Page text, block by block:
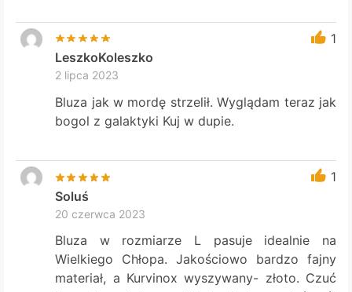
1
LeszkoKoleszko
2 lipca 2023
Bluza jak w mordę strzelił. Wyglądam teraz jak
bogol z galaktyki Kuj w dupie.
1
Soluś
20 czerwca 2023
Bluza w rozmiarze L pasuje idealnie na
Wielkiego Chłopa. Jakościowo bardzo fajny
materiał, a Kurvinox wyszywany- złoto. Czuć